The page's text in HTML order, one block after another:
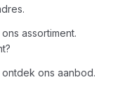
ons assortiment.
ons aanbod.